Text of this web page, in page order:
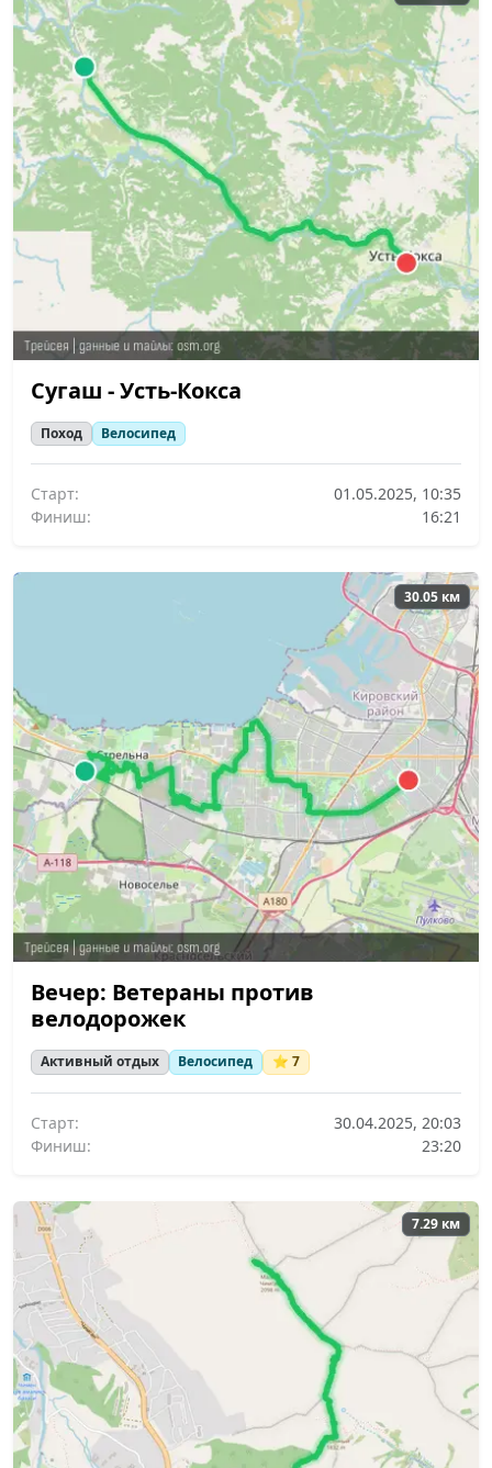
Сугаш - Усть-Кокса
Поход Велосипед
Старт:
01.05.2025, 10:35
Финиш:
16:21
30.05 км
Вечер: Ветераны против
велодорожек
Активный отдых Велосипед ⭐ 7
Старт:
30.04.2025, 20:03
Финиш:
23:20
7.29 км